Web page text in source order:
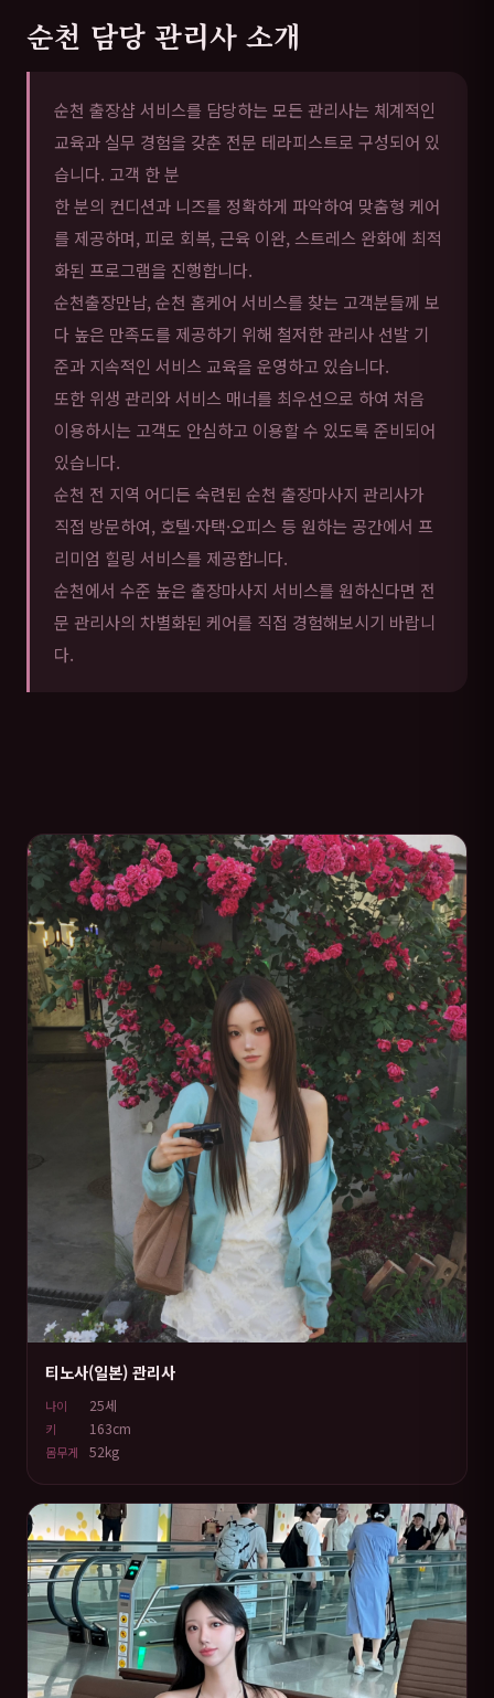
순천 담당 관리사 소개
순천 출장샵 서비스를 담당하는 모든 관리사는 체계적인
교육과 실무 경험을 갖춘 전문 테라피스트로 구성되어 있
습니다. 고객 한 분
한 분의 컨디션과 니즈를 정확하게 파악하여 맞춤형 케어
를 제공하며, 피로 회복, 근육 이완, 스트레스 완화에 최적
화된 프로그램을 진행합니다.
순천출장만남, 순천 홈케어 서비스를 찾는 고객분들께 보
다 높은 만족도를 제공하기 위해 철저한 관리사 선발 기
준과 지속적인 서비스 교육을 운영하고 있습니다.
또한 위생 관리와 서비스 매너를 최우선으로 하여 처음
이용하시는 고객도 안심하고 이용할 수 있도록 준비되어
있습니다.
순천 전 지역 어디든 숙련된 순천 출장마사지 관리사가
직접 방문하여, 호텔·자택·오피스 등 원하는 공간에서 프
리미엄 힐링 서비스를 제공합니다.
순천에서 수준 높은 출장마사지 서비스를 원하신다면 전
문 관리사의 차별화된 케어를 직접 경험해보시기 바랍니
다.
순천 매니저
티노사(일본) 관리사
나이 25세
키 163cm
몸무게 52kg